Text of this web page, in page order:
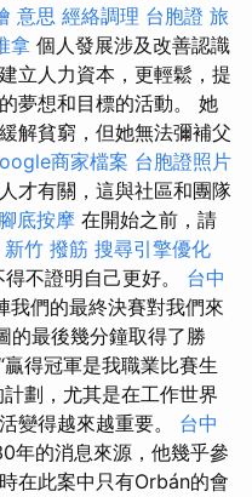
意思 經絡調理 台胞證 旅
拿 個人發展涉及改善認識
立人力資本，更輕鬆，提
夢想和目標的活動。 她
解貧窮，但她無法彌補父
商家檔案 台胞證照片
才有關，這與社區和團隊
底按摩 在開始之前，請
新竹 撥筋 搜尋引擎優化
不證明自己更好。 台中
我們的最終決賽對我們來
的最後幾分鐘取得了勝
贏得冠軍是我職業比賽生
劃，尤其是在工作世界
變得越來越重要。 台中
年的消息來源，他幾乎參
在此案中只有Orbán的會